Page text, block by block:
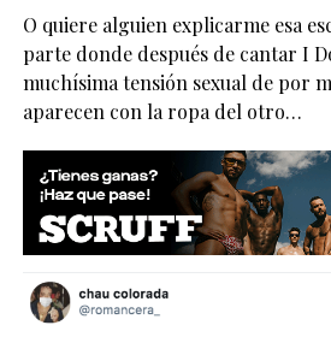
O quiere alguien explicarme esa
parte donde después de cantar I
muchísima tensión sexual de por
aparecen con la ropa del otro…